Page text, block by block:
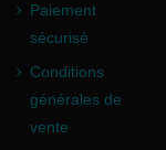
Paiement
sécurisé
Conditions
générales de
vente